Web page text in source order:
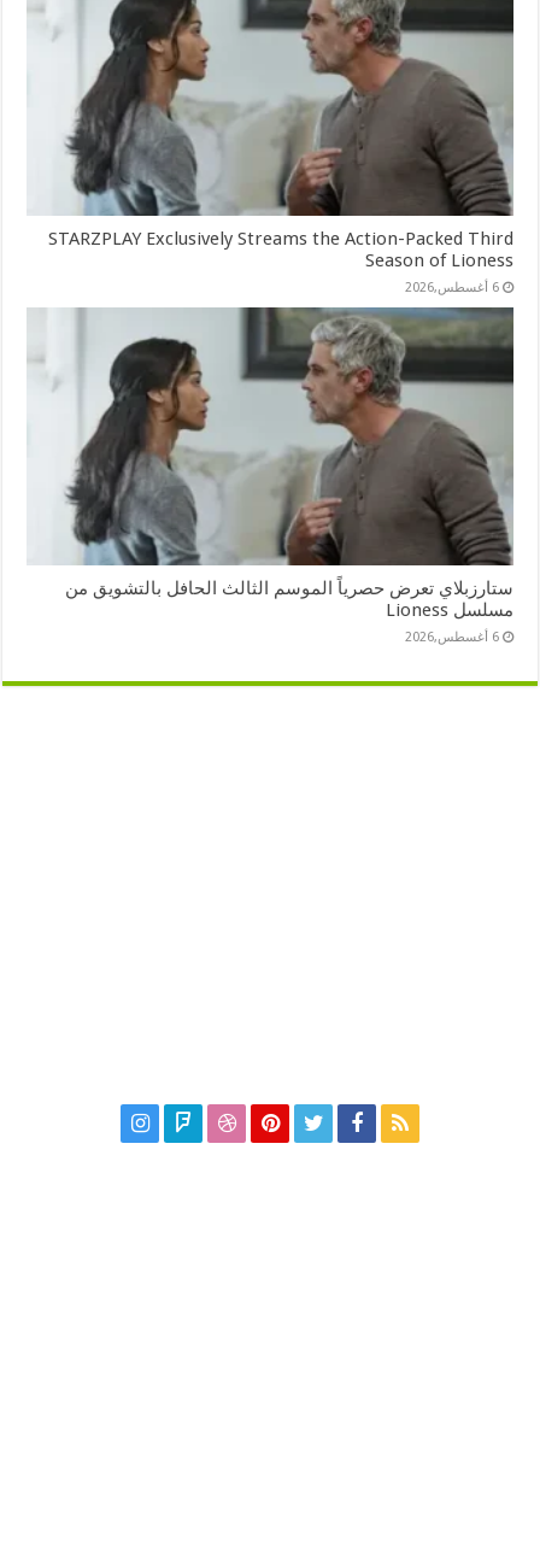
STARZPLAY Exclusively Streams the Action-Packed Third
Season of Lioness
6 أغسطس,2026
ستارزبلاي تعرض حصرياً الموسم الثالث الحافل بالتشويق من
مسلسل Lioness
6 أغسطس,2026